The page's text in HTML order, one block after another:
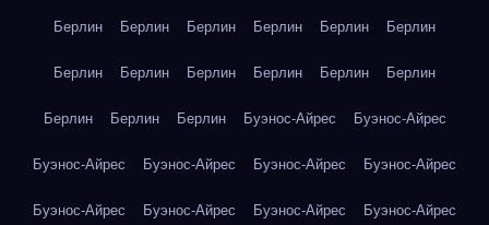
Берлин Берлин Берлин Берлин Берлин Берлин
Берлин Берлин Берлин Берлин Берлин Берлин
Берлин Берлин Берлин Буэнос-Айрес Буэнос-Айрес
Буэнос-Айрес Буэнос-Айрес Буэнос-Айрес Буэнос-Айрес
Буэнос-Айрес Буэнос-Айрес Буэнос-Айрес Буэнос-Айрес